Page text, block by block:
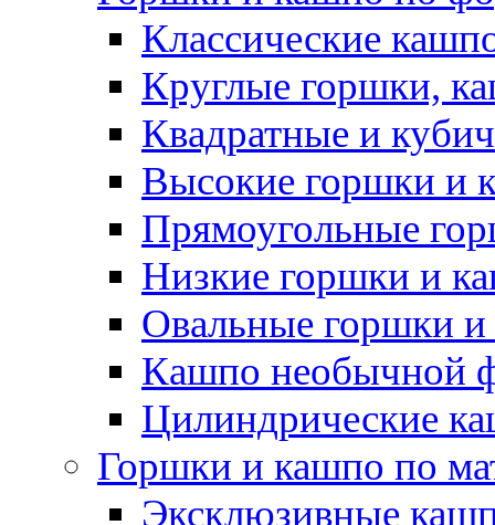
Классические
Круглые горшки,
Квадратные и
Высокие горшки и
Прямоугольные
Низкие горшки и
Овальные горшки
Кашпо необычной
Цилиндрические
Горшки и кашпо по
Эксклюзивные